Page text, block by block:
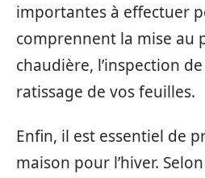
importantes à effectuer
comprennent la mise au
chaudière, l’inspection
ratissage de vos feuilles.
Enfin, il est essentiel de
maison pour l’hiver.